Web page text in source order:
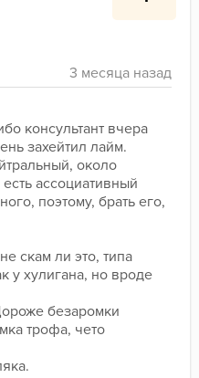
консультант вчера
захейтил лайм.
около
ассоциативный
поэтому, брать его,
скам ли это, типа
у хулигана, но вроде
безаромки
трофа, чето